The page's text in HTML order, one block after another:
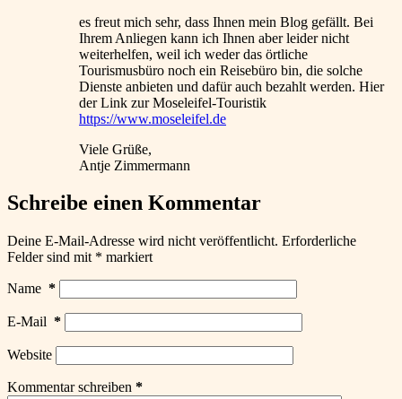
es freut mich sehr, dass Ihnen mein Blog gefällt. Bei
Ihrem Anliegen kann ich Ihnen aber leider nicht
weiterhelfen, weil ich weder das örtliche
Tourismusbüro noch ein Reisebüro bin, die solche
Dienste anbieten und dafür auch bezahlt werden. Hier
der Link zur Moseleifel-Touristik
https://www.moseleifel.de
Viele Grüße,
Antje Zimmermann
Schreibe einen Kommentar
Deine E-Mail-Adresse wird nicht veröffentlicht. Erforderliche
Felder sind mit * markiert
Name *
E-Mail *
Website
Kommentar schreiben *